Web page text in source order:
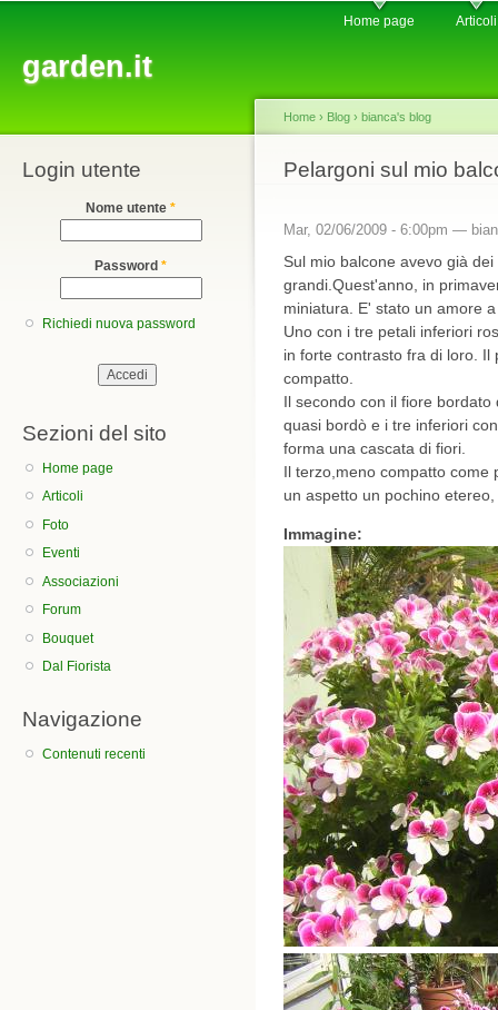
garden.it
Home page Articoli
Login utente
Nome utente *
Password *
Richiedi nuova password
Sezioni del sito
Home page
Articoli
Foto
Eventi
Associazioni
Forum
Bouquet
Dal Fiorista
Navigazione
Contenuti recenti
You are here
Home › Blog › bianca's blog
Pelargoni sul mio
Mar, 02/06/2009 - 6:00pm —
Sul mio balcone avevo già
grandi.Quest'anno, in
miniatura. E' stato un amore
Uno con i tre petali inferiori
in forte contrasto fra di loro.
compatto.
Il secondo con il fiore
quasi bordò e i tre inferiori
forma una cascata di fiori.
Il terzo,meno compatto come
un aspetto un pochino
Immagine: